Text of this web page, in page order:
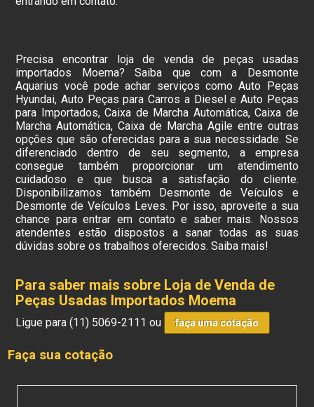
Precisa encontrar loja de venda de peças usadas
importados Moema? Saiba que com a Desmonte
Aquarius você pode achar serviços como Auto Peças
Hyundai, Auto Peças para Carros a Diesel e Auto Peças
para Importados, Caixa de Marcha Automática, Caixa de
Marcha Automática, Caixa de Marcha Agile entre outras
opções que são oferecidas para a sua necessidade. Se
diferenciado dentro de seu segmento, a empresa
consegue também proporcionar um atendimento
cuidadoso e que busca a satisfação do cliente.
Disponibilizamos também Desmonte de Veículos e
Desmonte de Veículos Leves. Por isso, aproveite a sua
chance para entrar em contato e saber mais. Nossos
atendentes estão dispostos a sanar todas as suas
dúvidas sobre os trabalhos oferecidos. Saiba mais!
Para saber mais sobre Loja de Venda de
Peças Usadas Importados Moema
Ligue para(11) 5069-2111 ou faça uma cotação
Faça sua cotação